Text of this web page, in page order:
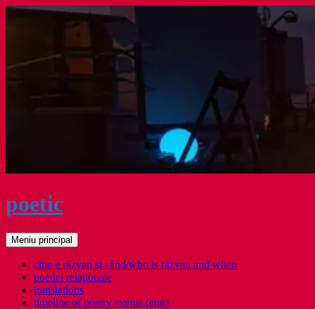
poetic
Caută
Meniu principal
cine e răzvan și când/who is răzvan and when
poetici relaţionale
translations
timeline of poetry events (eng)